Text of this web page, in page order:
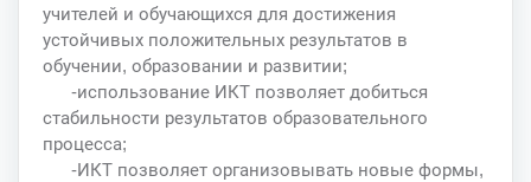
учителей и обучающихся для достижения
устойчивых положительных результатов в
обучении, образовании и развитии;
-использование ИКТ позволяет добиться
стабильности результатов образовательного
процесса;
-ИКТ позволяет организовывать новые формы,